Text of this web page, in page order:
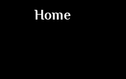
Home